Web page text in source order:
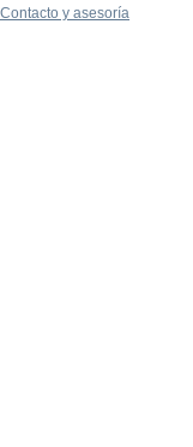
Contacto y asesoría